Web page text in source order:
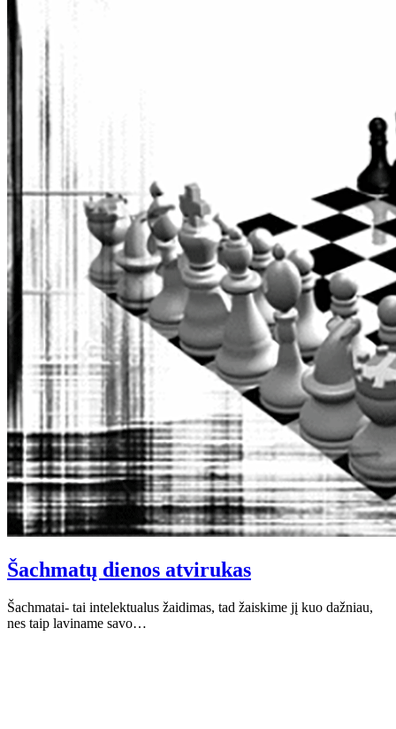
Šachmatų dienos atvirukas
Šachmatai- tai intelektualus žaidimas, tad žaiskime jį kuo dažniau,
nes taip laviname savo…